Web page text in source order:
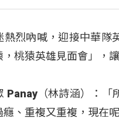
熱烈吶喊，迎接中華隊
，桃猿英雄見面會」，
Panay（林詩涵）：「
癮、重複又重複，現在